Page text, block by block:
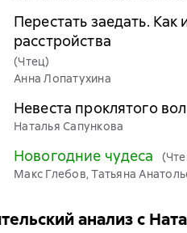
Перестать заедать.
расстройства
(Чтец)
Анна Лопатухина
Невеста проклятого
Наталья Сапункова
Новогодние чудеса
Макс Глебов, Татьяна
анализ с